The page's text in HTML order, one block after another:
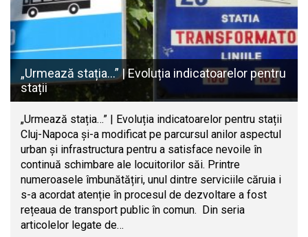
„Urmează stația…” | Evoluția indicatoarelor pentru
stații
„Urmează stația…” | Evoluția indicatoarelor pentru stații
Cluj-Napoca și-a modificat pe parcursul anilor aspectul
urban și infrastructura pentru a satisface nevoile în
continuă schimbare ale locuitorilor săi. Printre
numeroasele îmbunătățiri, unul dintre serviciile căruia i
s-a acordat atenție în procesul de dezvoltare a fost
rețeaua de transport public în comun. Din seria
articolelor legate de…